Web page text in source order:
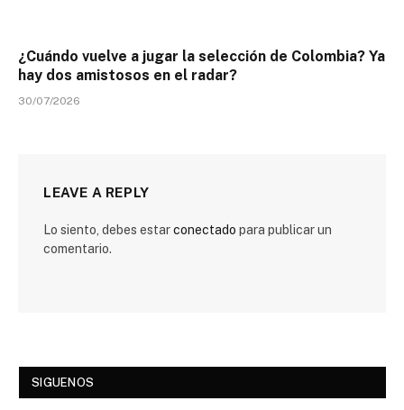
¿Cuándo vuelve a jugar la selección de Colombia? Ya
hay dos amistosos en el radar?
30/07/2026
LEAVE A REPLY
Lo siento, debes estarconectado para publicar un
comentario.
SIGUENOS